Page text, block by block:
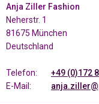
Anja Ziller Fashion
Neherstr. 1
81675 München
Deutschland
Telefon:
+49 (0)172
E-Mail: